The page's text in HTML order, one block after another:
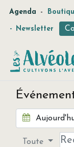
Agenda -
- Newsletter
Toute